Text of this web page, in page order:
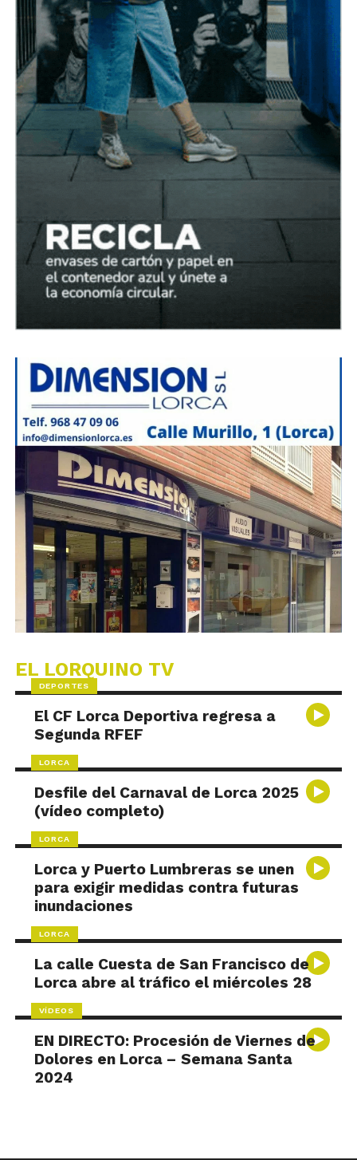
EL LORQUINO TV
DEPORTES
El CF Lorca Deportiva regresa a
Segunda RFEF
LORCA
Desfile del Carnaval de Lorca 2025
(vídeo completo)
LORCA
Lorca y Puerto Lumbreras se unen
para exigir medidas contra futuras
inundaciones
LORCA
La calle Cuesta de San Francisco de
Lorca abre al tráfico el miércoles 28
VÍDEOS
EN DIRECTO: Procesión de Viernes de
Dolores en Lorca – Semana Santa
2024